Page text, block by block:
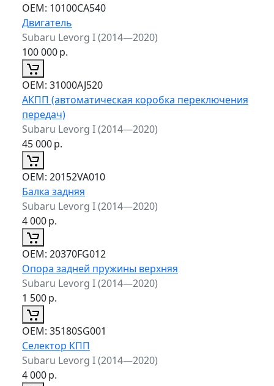
ОЕМ: 10100CA540
Двигатель
Subaru Levorg I (2014—2020)
100 000р.
ОЕМ: 31000AJ520
АКПП (автоматическая коробка переключения
передач)
Subaru Levorg I (2014—2020)
45 000р.
ОЕМ: 20152VA010
Балка задняя
Subaru Levorg I (2014—2020)
4 000р.
ОЕМ: 20370FG012
Опора задней пружины верхняя
Subaru Levorg I (2014—2020)
1 500р.
ОЕМ: 35180SG001
Селектор КПП
Subaru Levorg I (2014—2020)
4 000р.